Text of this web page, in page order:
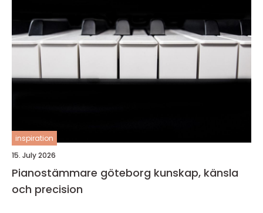
inspiration
15. July 2026
Pianostämmare göteborg kunskap, känsla
och precision